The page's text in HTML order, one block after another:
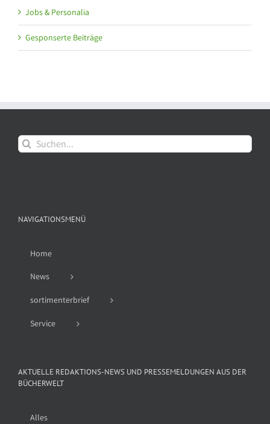
Jobs & Personalia
Gesponserte Beiträge
Suche
nach:
NAVIGATIONSMENÜ
Home
News
sortimenterbrief
Service
AKTUELLE REDAKTIONS-NEWS UND PRESSEMELDUNGEN AUS DER
BÜCHERWELT
Alles